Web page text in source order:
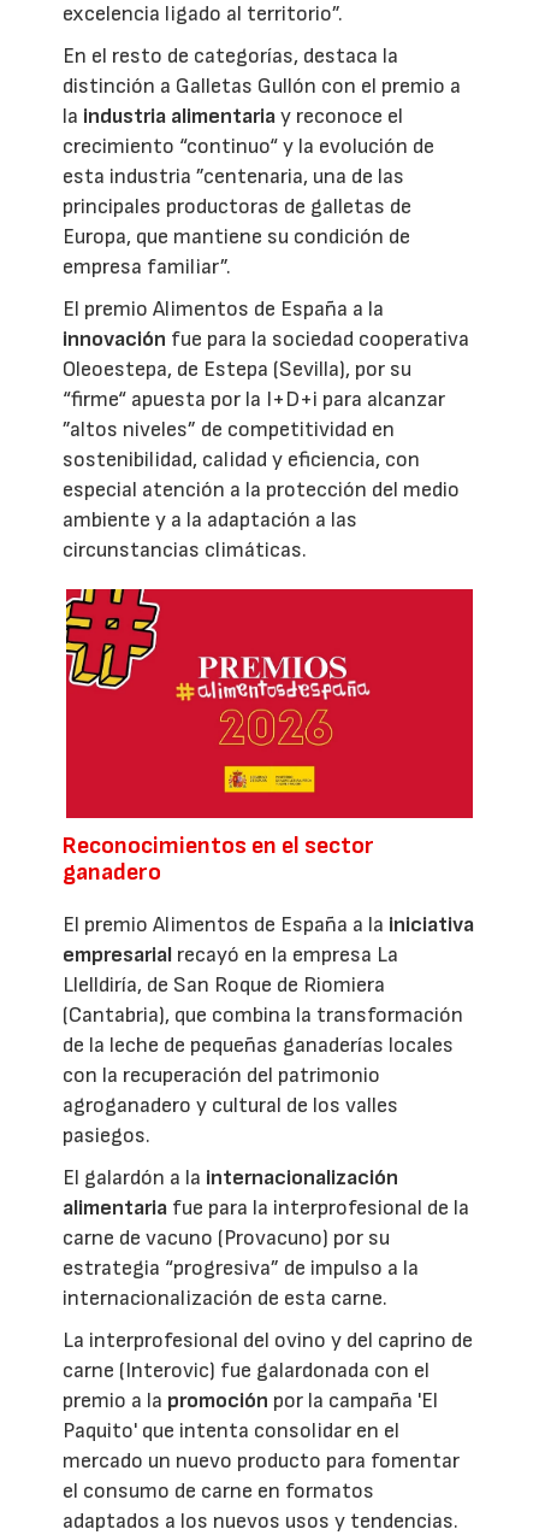
excelencia ligado al territorio”.
En el resto de categorías, destaca la
distinción a Galletas Gullón con el premio a
la industria alimentariay reconoce el
crecimiento “continuo“ y la evolución de
esta industria ”centenaria, una de las
principales productoras de galletas de
Europa, que mantiene su condición de
empresa familiar”.
El premio Alimentos de España a la
innovación fue para la sociedad cooperativa
Oleoestepa, de Estepa (Sevilla), por su
“firme“ apuesta por la I+D+i para alcanzar
”altos niveles” de competitividad en
sostenibilidad, calidad y eficiencia, con
especial atención a la protección del medio
ambiente y a la adaptación a las
circunstancias climáticas.
Reconocimientos en el sector
ganadero
El premio Alimentos de España a la iniciativa
empresarial recayó en la empresa La
Llelldiría, de San Roque de Riomiera
(Cantabria), que combina la transformación
de la leche de pequeñas ganaderías locales
con la recuperación del patrimonio
agroganadero y cultural de los valles
pasiegos.
El galardón a la internacionalización
alimentaria fue para la interprofesional de la
carne de vacuno (Provacuno) por su
estrategia “progresiva” de impulso a la
internacionalización de esta carne.
La interprofesional del ovino y del caprino de
carne (Interovic) fue galardonada con el
premio a la promoción por la campaña 'El
Paquito' que intenta consolidar en el
mercado un nuevo producto para fomentar
el consumo de carne en formatos
adaptados a los nuevos usos y tendencias.